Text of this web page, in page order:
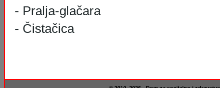
- Pralja-glačara
- Čistačica